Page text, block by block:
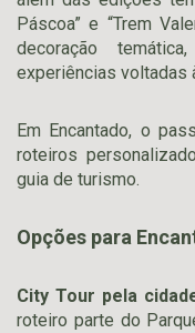
Páscoa” e “Trem
decoração
experiências voltadas
Em Encantado, o
roteiros
guia de turismo.
Opções para
City Tour pela
roteiro parte do